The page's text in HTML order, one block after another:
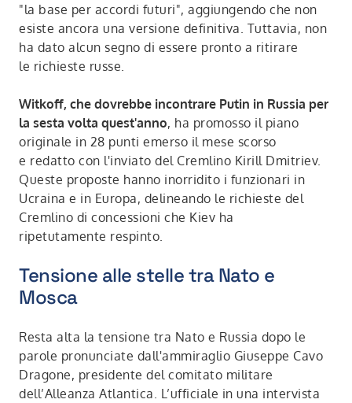
"la base per accordi futuri", aggiungendo che non
esiste ancora una versione definitiva. Tuttavia, non
ha dato alcun segno di essere pronto a ritirare
le richieste russe.
Witkoff, che dovrebbe incontrare Putin in Russia per
la sesta volta quest'anno, ha promosso il piano
originale in 28 punti emerso il mese scorso
e redatto con l'inviato del Cremlino Kirill Dmitriev.
Queste proposte hanno inorridito i funzionari in
Ucraina e in Europa, delineando le richieste del
Cremlino di concessioni che Kiev ha
ripetutamente respinto.
Tensione alle stelle tra Nato e
Mosca
Resta alta la tensione tra Nato e Russia dopo le
parole pronunciate dall'ammiraglio Giuseppe Cavo
Dragone, presidente del comitato militare
dell’Alleanza Atlantica. L’ufficiale in una intervista